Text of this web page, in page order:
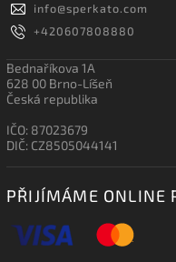
info@sperkato.com
+420607808880
Bednaříkova 1A
628 00 Brno-Líšeň
Česká republika
IČO: 87023679
DIČ: CZ8505044141
PŘIJÍMÁME ONLINE